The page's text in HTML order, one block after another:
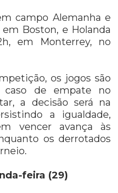
campo Alemanha e
em Boston, e Holanda
em Monterrey, no
os jogos são
caso de empate no
a decisão será na
a igualdade,
vencer avança às
os derrotados
feira (29)